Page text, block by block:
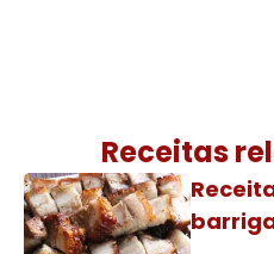
Receitas